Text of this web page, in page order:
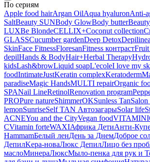
По сериям
Apple food hairArgan OilAqua hyaluronAnti-
SaltBeauty SUNBody GlowBody butter
LUXBe BlondeCELLIX+Coconut collection
GLASSCucumber gardenDeep DetoxDepilinea
SkinFace FitnessFloresanFitness контраст
depilHands & BodyHair+Herbal Therapy
kidsLash&browLiquid soapL'ecoleI love my
foodIntimateJustKeratin complexKeratoderm
paradiseMagic HandsMULTI repairOrganic
SPANail LineRetinolRenovation program
PROPure natureShimmerOKSunless TanSalon
lemonSunriseSelf TAN АвтозагарыSolar life
ACNEYou and the CityVegan food
CVitamin forteWAXIАфрика ДетиАнти-
HammamБелый ленДень за ДнемДоброе
ДепилKepa-новаЛюкс ДепилЛицо без
маслоМинераЛюксМыло-пенка для рук и